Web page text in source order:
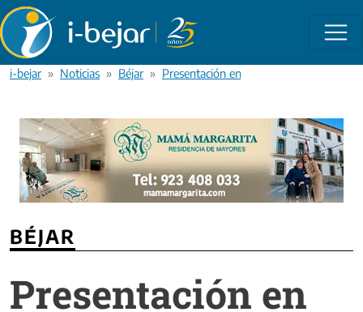
Pasar al contenido principal
i-bejar Noticias Béjar Presentación en Béjar del libro
BÉJAR
Presentación en